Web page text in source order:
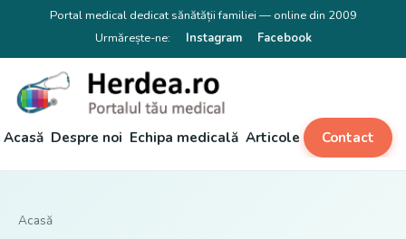
Portal medical dedicat sănătății familiei — online din 2009
Urmărește-ne:
Instagram Facebook
Acasă Despre noi Echipa medicală Articole Contact
Acasă